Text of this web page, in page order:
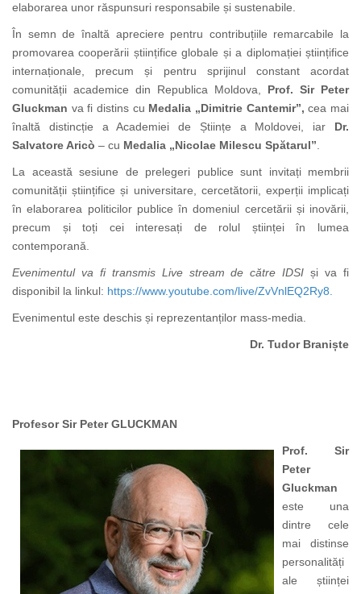
elaborarea unor răspunsuri responsabile și sustenabile.
În semn de înaltă apreciere pentru contribuțiile remarcabile la
promovarea cooperării științifice globale și a diplomației științifice
internaționale, precum și pentru sprijinul constant acordat
comunității academice din Republica Moldova, Prof. Sir Peter
Gluckman va fi distins cu Medalia „Dimitrie Cantemir”,cea mai
înaltă distincție a Academiei de Științe a Moldovei, iar Dr.
Salvatore Aricò – cu Medalia „Nicolae Milescu Spătarul”
La această sesiune de prelegeri publice sunt invitați membrii
comunității științifice și universitare, cercetătorii, experții implicați
în elaborarea politicilor publice în domeniul cercetării și inovării,
precum și toți cei interesați de rolul științei în lumea
contemporană.
Evenimentul va fi transmis Live stream de către IDSI și va fi
disponibil la linkul: https://www.youtube.com/live/ZvVnlEQ2Ry8.
Evenimentul este deschis și reprezentanților mass-media.
Dr. Tudor Braniște
Profesor Sir Peter GLUCKMAN
Prof. Sir
Peter
Gluckman
este una
dintre cele
mai distinse
personalități
ale științei